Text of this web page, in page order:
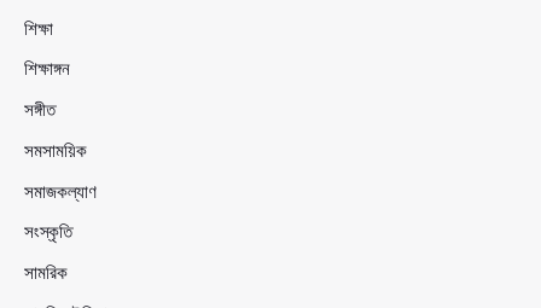
শিক্ষা
শিক্ষাঙ্গন
সঙ্গীত
সমসাময়িক
সমাজকল্যাণ
সংস্কৃতি
সামরিক